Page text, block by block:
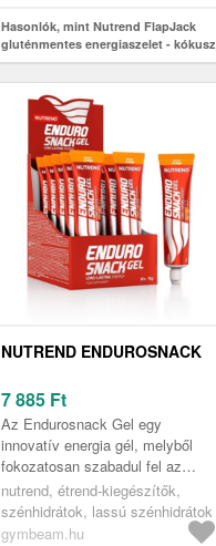
Hasonlók, mint Nutrend FlapJack
gluténmentes energiaszelet - kókusz
és étcsokoládé 100 g
NUTREND ENDUROSNACK
7 885 Ft
Az Endurosnack Gel egy
innovatív energia gél, melyből
fokozatosan szabadul fel az
energia, ami különösen fontos,
például állóképességi
sportolóknál...
nutrend, étrend-kiegészítők,
szénhidrátok, lassú szénhidrátok
gymbeam.hu